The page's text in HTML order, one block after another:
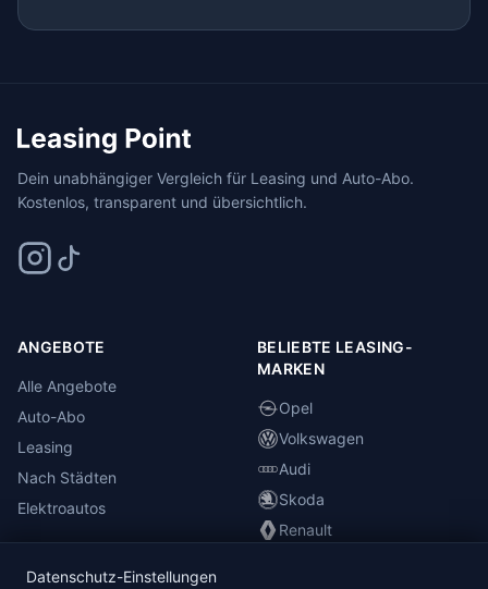
Dein unabhängiger Vergleich für Leasing und Auto-Abo.
Kostenlos, transparent und übersichtlich.
ANGEBOTE
Alle Angebote
Auto-Abo
Leasing
Nach Städten
Elektroautos
BELIEBTE LEASING-
MARKEN
Opel
Volkswagen
Audi
Skoda
Renault
Datenschutz-Einstellungen